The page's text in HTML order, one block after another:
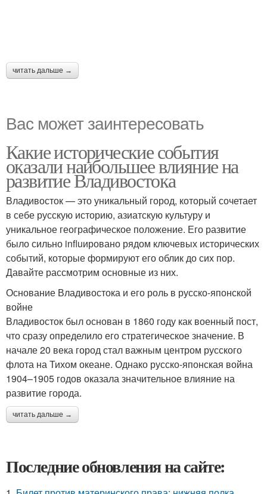
читать дальше →
Вас может заинтересовать
Какие исторические события
оказали наибольшее влияние на
развитие Владивостока
Владивосток — это уникальный город, который сочетает
в себе русскую историю, азиатскую культуру и
уникальное географическое положение. Его развитие
было сильно influировано рядом ключевых исторических
событий, которые формируют его облик до сих пор.
Давайте рассмотрим основные из них.
Основание Владивостока и его роль в русско-японской
войне
Владивосток был основан в 1860 году как военный пост,
что сразу определило его стратегическое значение. В
начале 20 века город стал важным центром русского
флота на Тихом океане. Однако русско-японская война
1904–1905 годов оказала значительное влияние на
развитие города.
читать дальше →
Последние обновления на сайте: